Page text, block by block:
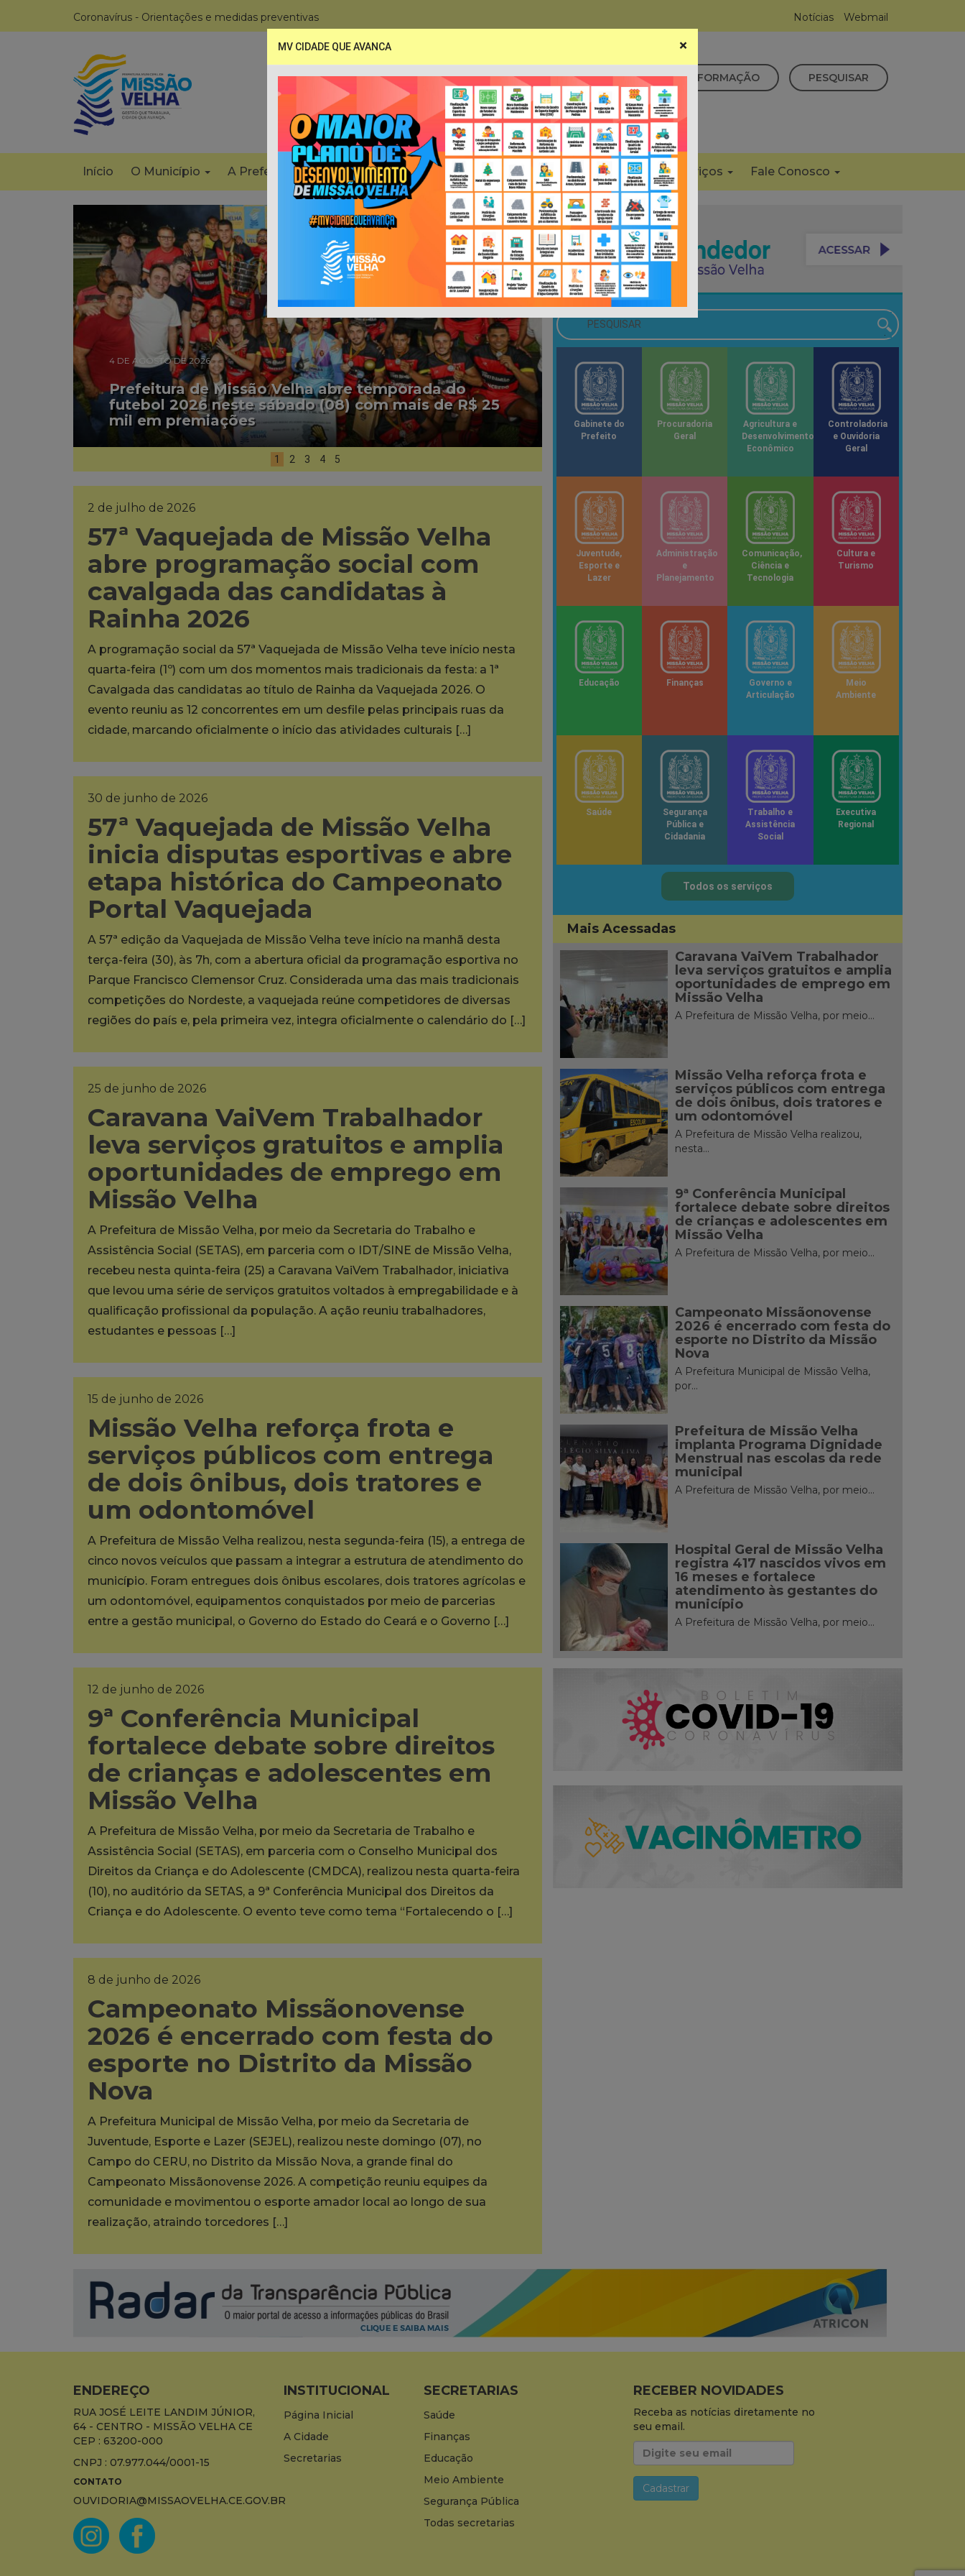
Coronavírus - Orientações e medidas preventivas Notícias Webmail
PORTAL DA TRANSPARÊNCIA ACESSO À INFORMAÇÃO PESQUISAR
Início O Município A Prefeitura Secretarias Publicações LRF e Contas Públicas Serviços Fale Conosco
1 2 3 4 5
4 DE AGOSTO DE 2026
Prefeitura de Missão Velha abre temporada do
futebol 2026 neste sábado (08) com mais de R$ 25
mil em premiações
2 de julho de 2026
57ª Vaquejada de Missão Velha
abre programação social com
cavalgada das candidatas à
Rainha 2026
A programação social da 57ª Vaquejada de Missão Velha teve início nesta
quarta-feira (1º) com um dos momentos mais tradicionais da festa: a 1ª
Cavalgada das candidatas ao título de Rainha da Vaquejada 2026. O
evento reuniu as 12 concorrentes em um desfile pelas principais ruas da
cidade, marcando oficialmente o início das atividades culturais […]
30 de junho de 2026
57ª Vaquejada de Missão Velha
inicia disputas esportivas e abre
etapa histórica do Campeonato
Portal Vaquejada
A 57ª edição da Vaquejada de Missão Velha teve início na manhã desta
terça-feira (30), às 7h, com a abertura oficial da programação esportiva no
Parque Francisco Clemensor Cruz. Considerada uma das mais tradicionais
competições do Nordeste, a vaquejada reúne competidores de diversas
regiões do país e, pela primeira vez, integra oficialmente o calendário do […]
25 de junho de 2026
Caravana VaiVem Trabalhador
leva serviços gratuitos e amplia
oportunidades de emprego em
Missão Velha
A Prefeitura de Missão Velha, por meio da Secretaria do Trabalho e
Assistência Social (SETAS), em parceria com o IDT/SINE de Missão Velha,
recebeu nesta quinta-feira (25) a Caravana VaiVem Trabalhador, iniciativa
que levou uma série de serviços gratuitos voltados à empregabilidade e à
qualificação profissional da população. A ação reuniu trabalhadores,
estudantes e pessoas […]
15 de junho de 2026
Missão Velha reforça frota e
serviços públicos com entrega
de dois ônibus, dois tratores e
um odontomóvel
A Prefeitura de Missão Velha realizou, nesta segunda-feira (15), a entrega de
cinco novos veículos que passam a integrar a estrutura de atendimento do
município. Foram entregues dois ônibus escolares, dois tratores agrícolas e
um odontomóvel, equipamentos conquistados por meio de parcerias
entre a gestão municipal, o Governo do Estado do Ceará e o Governo […]
12 de junho de 2026
9ª Conferência Municipal
fortalece debate sobre direitos
de crianças e adolescentes em
Missão Velha
A Prefeitura de Missão Velha, por meio da Secretaria de Trabalho e
Assistência Social (SETAS), em parceria com o Conselho Municipal dos
Direitos da Criança e do Adolescente (CMDCA), realizou nesta quarta-feira
(10), no auditório da SETAS, a 9ª Conferência Municipal dos Direitos da
Criança e do Adolescente. O evento teve como tema “Fortalecendo o […]
8 de junho de 2026
Campeonato Missãonovense
2026 é encerrado com festa do
esporte no Distrito da Missão
Nova
A Prefeitura Municipal de Missão Velha, por meio da Secretaria de
Juventude, Esporte e Lazer (SEJEL), realizou neste domingo (07), no
Campo do CERU, no Distrito da Missão Nova, a grande final do
Campeonato Missãonovense 2026. A competição reuniu equipes da
comunidade e movimentou o esporte amador local ao longo de sua
realização, atraindo torcedores […]
Gabinete do
Prefeito
Procuradoria
Geral
Agricultura e
Desenvolvimento
Econômico
Controladoria
e Ouvidoria
Geral
Juventude,
Esporte e
Lazer
Administração
e
Planejamento
Comunicação,
Ciência e
Tecnologia
Cultura e
Turismo
Educação Finanças
Governo e
Articulação
Meio
Ambiente
Saúde
Segurança
Pública e
Cidadania
Trabalho e
Assistência
Social
Executiva
Regional
Todos os serviços
Mais Acessadas
Caravana VaiVem Trabalhador
leva serviços gratuitos e amplia
oportunidades de emprego em
Missão Velha
A Prefeitura de Missão Velha, por meio...
Missão Velha reforça frota e
serviços públicos com entrega
de dois ônibus, dois tratores e
um odontomóvel
A Prefeitura de Missão Velha realizou,
nesta...
9ª Conferência Municipal
fortalece debate sobre direitos
de crianças e adolescentes em
Missão Velha
A Prefeitura de Missão Velha, por meio...
Campeonato Missãonovense
2026 é encerrado com festa do
esporte no Distrito da Missão
Nova
A Prefeitura Municipal de Missão Velha,
por...
Prefeitura de Missão Velha
implanta Programa Dignidade
Menstrual nas escolas da rede
municipal
A Prefeitura de Missão Velha, por meio...
Hospital Geral de Missão Velha
registra 417 nascidos vivos em
16 meses e fortalece
atendimento às gestantes do
município
A Prefeitura de Missão Velha, por meio...
×
MV CIDADE QUE AVANCA
ENDEREÇO
RUA JOSÉ LEITE LANDIM JÚNIOR,
64 - CENTRO - MISSÃO VELHA CE
CEP : 63200-000
CNPJ : 07.977.044/0001-15
CONTATO
OUVIDORIA@MISSAOVELHA.CE.GOV.BR
INSTITUCIONAL
Página Inicial
A Cidade
Secretarias
SECRETARIAS
Saúde
Finanças
Educação
Meio Ambiente
Segurança Pública
Todas secretarias
RECEBER NOVIDADES
Receba as notícias diretamente no
seu email.